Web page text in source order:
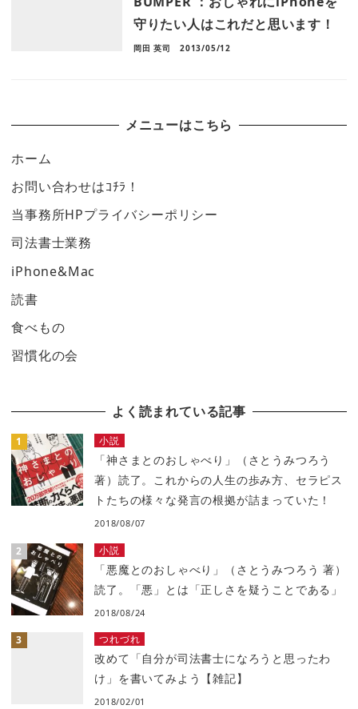
守りたい人はこれだと思います！
岡田 英司 2013/05/12
メニューはこちら
ホーム
お問い合わせはｺﾁﾗ！
当事務所HPプライバシーポリシー
司法書士業務
iPhone&Mac
読書
食べもの
習慣化の会
よく読まれている記事
小説
「神さまとのおしゃべり」（さとうみつろう
著）読了。これからの人生の歩み方、セラピス
トたちの様々な発言の根拠が詰まっていた！
2018/08/07
小説
「悪魔とのおしゃべり」（さとうみつろう 著）
読了。「悪」とは「正しさを疑うことである」
2018/08/24
つれづれ
改めて「自分が司法書士になろうと思ったわ
け」を書いてみよう【雑記】
2018/02/01